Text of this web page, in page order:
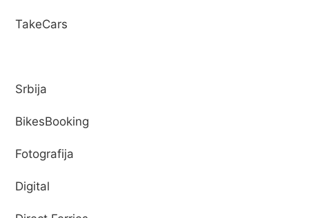
TakeCars
Srbija
BikesBooking
Fotografija
Digital